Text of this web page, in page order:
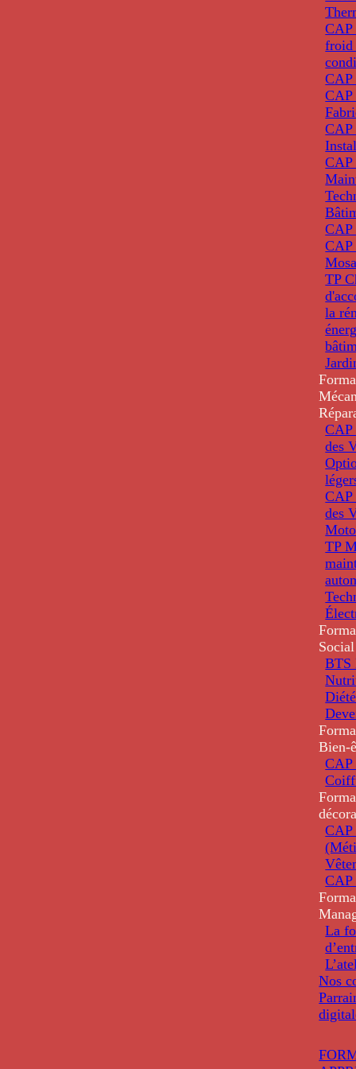
CAP
froid
CAP
CAP
CAP
CAP
CAP
CAP
TP
la
CAP
des
CAP
des
TP
Social
BTS
Bien-
CAP
CAP
CAP
La
Nos